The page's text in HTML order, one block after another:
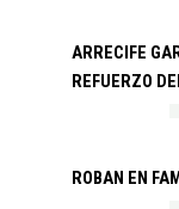
ARRECIFE
REFUERZO
ROBAN EN